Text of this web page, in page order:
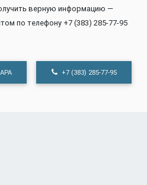
верную информацию —
по телефону +7 (383) 285-77-95
+7 (383) 285-77-95